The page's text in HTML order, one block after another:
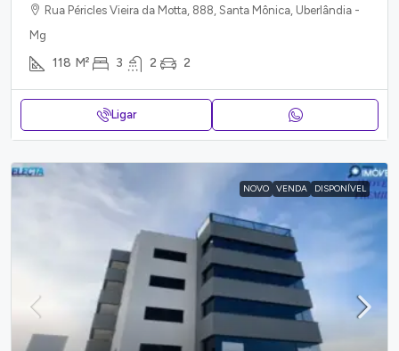
Rua Péricles Vieira da Motta, 888, Santa Mônica, Uberlândia -
Mg
118 M² 3 2 2
Ligar
NOVO VENDA DISPONÍVEL